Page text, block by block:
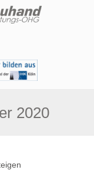
2020